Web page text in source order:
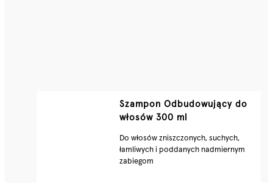
Szampon Odbudowujący do
włosów 300 ml
Do włosów zniszczonych, suchych,
łamliwych i poddanych nadmiernym
zabiegom